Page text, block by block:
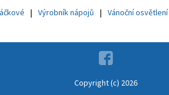
Výrobník nápojů Vánoční osvětlení
Copyright (c) 2026